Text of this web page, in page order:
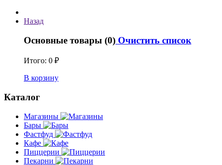
Назад
Основные товары (0) Очистить список
Итого: 0 ₽
В корзину
Каталог
Магазины
Бары
Фастфуд
Кафе
Пиццерии
Пекарни